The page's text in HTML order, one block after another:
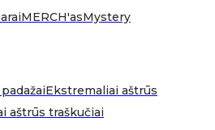
MERCH'asMystery
Ekstremaliai aštrūs
aštrūs traškučiai